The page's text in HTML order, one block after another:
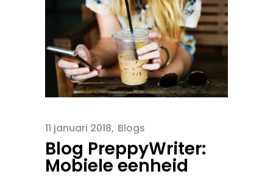
11 januari 2018 Blogs
Blog PreppyWriter:
Mobiele eenheid